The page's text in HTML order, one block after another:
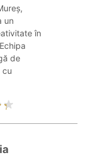
un
în
de
cu